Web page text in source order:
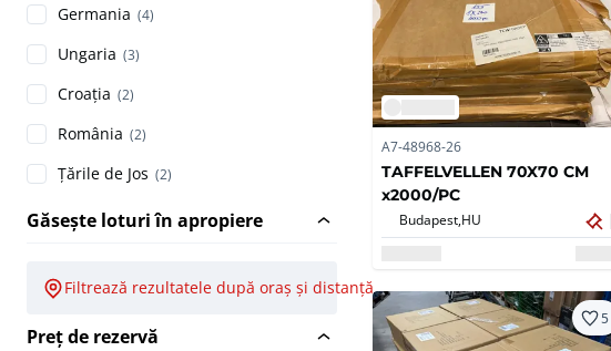
Germania (4)
Ungaria (3)
Croația (2)
România (2)
Țările de Jos (2)
Găsește loturi în apropiere
Filtrează rezultatele după oraș și distanță
Preț de rezervă
A7-48968-26
TAFFELVELLEN 70X70 CM
x2000/PC
Budapest, HU
5